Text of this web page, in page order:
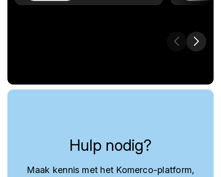
Hulp nodig?
Maak kennis met het Komerco-platform,